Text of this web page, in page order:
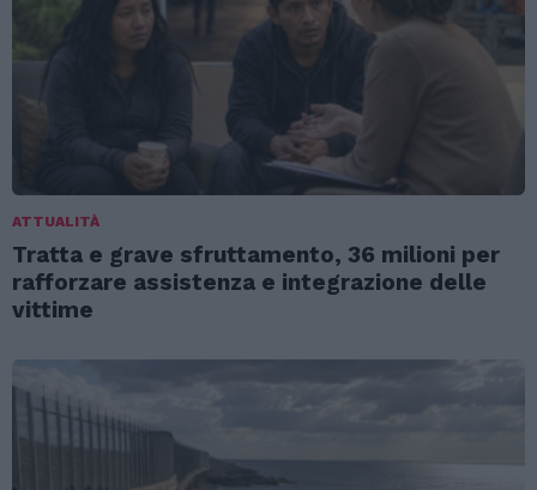
ATTUALITÀ
Tratta e grave sfruttamento, 36 milioni per
rafforzare assistenza e integrazione delle
vittime